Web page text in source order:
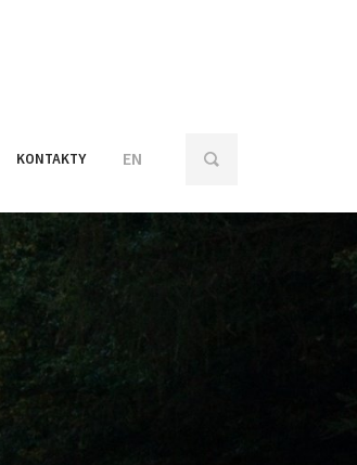
KONTAKTY EN